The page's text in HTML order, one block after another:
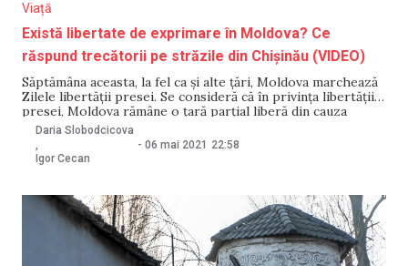
Viață
Există libertate de exprimare în Moldova? Ce
răspund trecătorii pe străzile din Chișinău (VIDEO)
Săptămâna aceasta, la fel ca și alte țări, Moldova marchează
Zilele libertății presei. Se consideră că în privința libertății
presei, Moldova rămâne o țară parțial liberă din cauza
propagandei și a intereselor politice ale proprietarilor
multor instituții de presă. Noi am decis să întrebăm
locuitorii din Chișinău, există, în opinia
Daria Slobodcicova
,
Igor Cecan
- 06 mai 2021 22:58